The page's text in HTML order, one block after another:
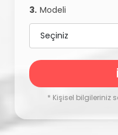
3. Modeli
* Kişisel bilgileriniz